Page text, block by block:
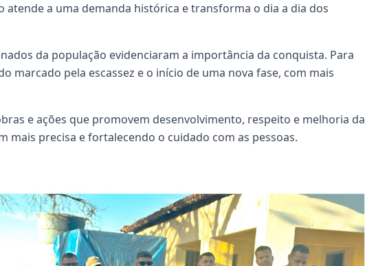
atende a uma demanda histórica e transforma o dia a dia dos
da população evidenciaram a importância da conquista. Para
marcado pela escassez e o início de uma nova fase, com mais
e ações que promovem desenvolvimento, respeito e melhoria da
mais precisa e fortalecendo o cuidado com as pessoas.